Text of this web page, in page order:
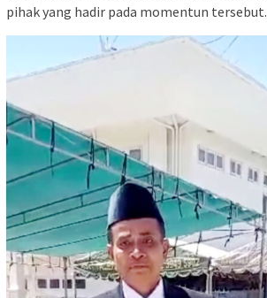
pihak yang hadir pada momentun tersebut.